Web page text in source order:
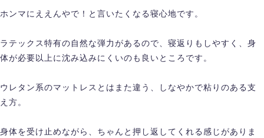
ホンマにええんやで！と言いたくなる寝心地です。
ラテックス特有の自然な弾力があるので、寝返りもしやすく、身
体が必要以上に沈み込みにくいのも良いところです。
ウレタン系のマットレスとはまた違う、しなやかで粘りのある支
え方。
身体を受け止めながら、ちゃんと押し返してくれる感じがありま